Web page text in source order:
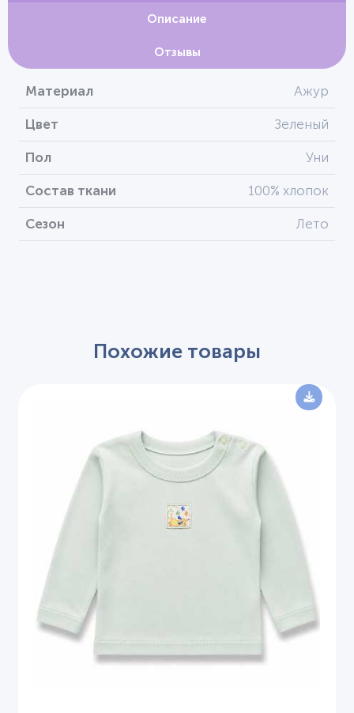
Описание
Отзывы
Материал Ажур
Цвет Зеленый
Пол Уни
Состав ткани 100% хлопок
Сезон Лето
Похожие товары